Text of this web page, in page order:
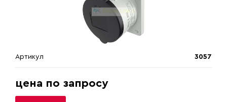
Артикул 3057
цена по запросу